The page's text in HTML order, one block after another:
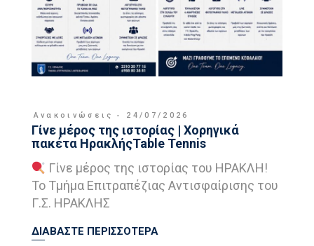
Ανακοινώσεις 24/07/2026
Γίνε μέρος της ιστορίας | Χορηγικά
πακέτα ΗρακλήςTable Tennis
Γίνε μέρος της ιστορίας του ΗΡΑΚΛΗ!
Το Τμήμα Επιτραπέζιας Αντισφαίρισης του
Γ.Σ. ΗΡΑΚΛΗΣ
ΔΙΑΒΑΣΤΕ ΠΕΡΙΣΣΟΤΕΡΑ